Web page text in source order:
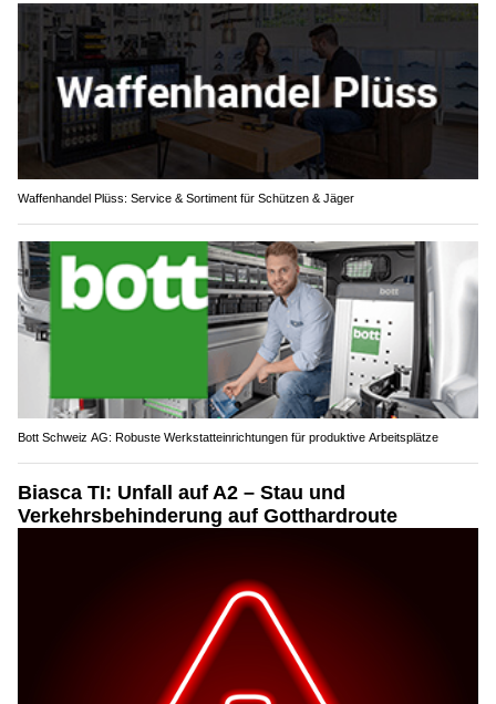
Waffenhandel Plüss: Service & Sortiment für Schützen & Jäger
Bott Schweiz AG: Robuste Werkstatteinrichtungen für produktive Arbeitsplätze
Biasca TI: Unfall auf A2 – Stau und
Verkehrsbehinderung auf Gotthardroute